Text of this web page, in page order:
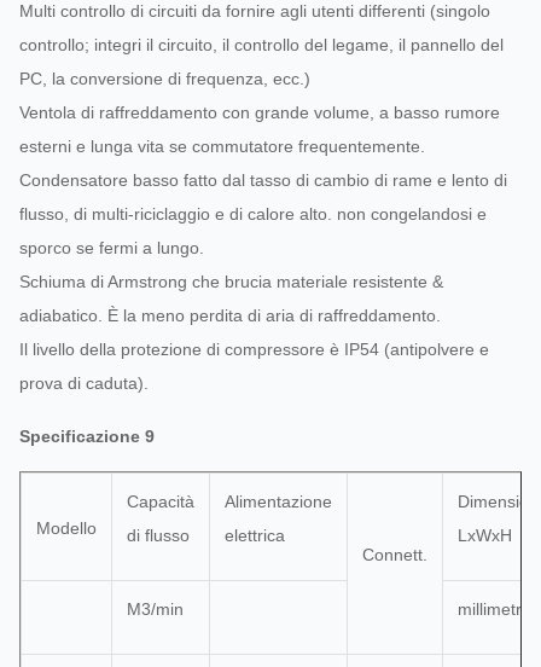
Multi controllo di circuiti da fornire agli utenti differenti (singolo
controllo; integri il circuito, il controllo del legame, il pannello del
PC, la conversione di frequenza, ecc.)
Ventola di raffreddamento con grande volume, a basso rumore
esterni e lunga vita se commutatore frequentemente.
Condensatore basso fatto dal tasso di cambio di rame e lento di
flusso, di multi-riciclaggio e di calore alto. non congelandosi e
sporco se fermi a lungo.
Schiuma di Armstrong che brucia materiale resistente &
adiabatico. È la meno perdita di aria di raffreddamento.
Il livello della protezione di compressore è IP54 (antipolvere e
prova di caduta).
Specificazione 9
Modello
Capacità
di flusso
Alimentazione
elettrica
Connett.
Dimensioni
LxWxH
M3/min millimetro